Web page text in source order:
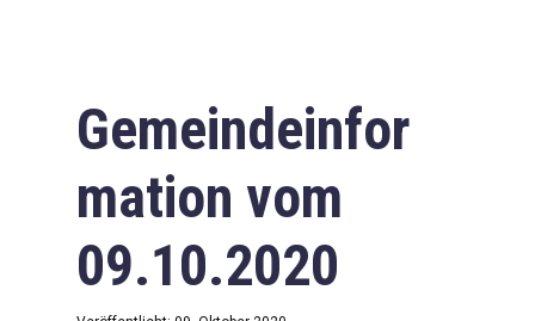
Gemeindeinfor
mation vom
09.10.2020